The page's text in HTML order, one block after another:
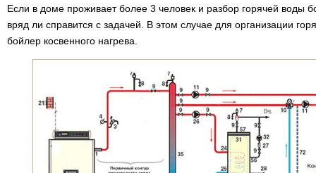
Если в доме проживает более 3 человек и разбор горячей воды
вряд ли справится с задачей. В этом случае для организации
бойлер косвенного нагрева.